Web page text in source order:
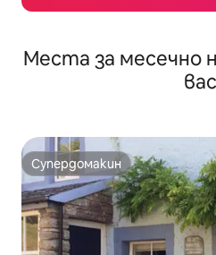
Места за месечно
вас
Супердомакин
Супердомакин